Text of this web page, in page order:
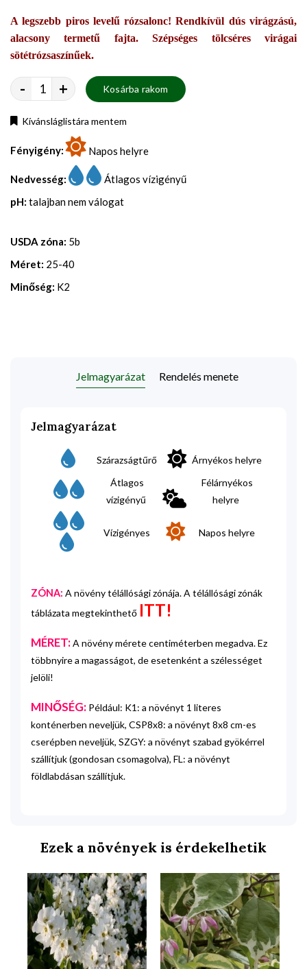
A legszebb piros levelű rózsalonc! Rendkívül dús virágzású,
alacsony termetű fajta. Szépséges tölcséres virágai
sötétrózsaszínűek.
- + Kosárba rakom
Kívánsláglistára mentem
Fényigény: Napos helyre
Nedvesség:
Átlagos vízigényű
pH: talajban nem válogat
USDA zóna: 5b
Méret: 25-40
Minőség: K2
Jelmagyarázat Rendelés menete
Jelmagyarázat
Szárazságtűrő
Árnyékos helyre
Átlagos
vízigényű
Félárnyékos
helyre
Vízigényes Napos helyre
ZÓNA: A növény télállósági zónája. A télállósági zónák
táblázata megtekinthető ITT!
MÉRET:A növény mérete centiméterben megadva. Ez
többnyire a magasságot, de esetenként a szélességet
jelöli!
MINŐSÉG: Például: K1: a növényt 1 literes
konténerben neveljük, CSP8x8: a növényt 8x8 cm-es
cserépben neveljük, SZGY: a növényt szabad gyökérrel
szállítjuk (gondosan csomagolva), FL: a növényt
földlabdásan szállítjuk.
Ezek a növények is érdekelhetik